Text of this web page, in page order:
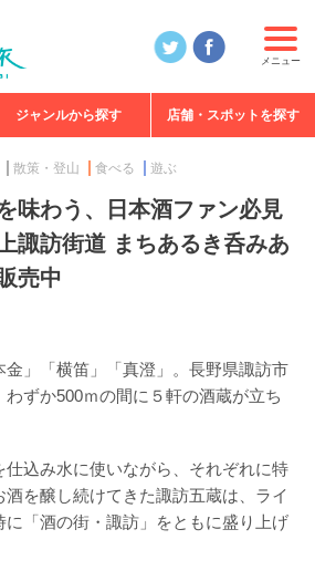
メニュー
ジャンルから探す 店舗・スポットを探す
散策・登山 食べる 遊ぶ
味わう、日本酒ファン必見
諏訪街道 まちあるき呑みあ
売中
金」「横笛」「真澄」。長野県諏訪市
ずか500ｍの間に５軒の酒蔵が立ち
仕込み水に使いながら、それぞれに特
を醸し続けてきた諏訪五蔵は、ライ
「酒の街・諏訪」をともに盛り上げ